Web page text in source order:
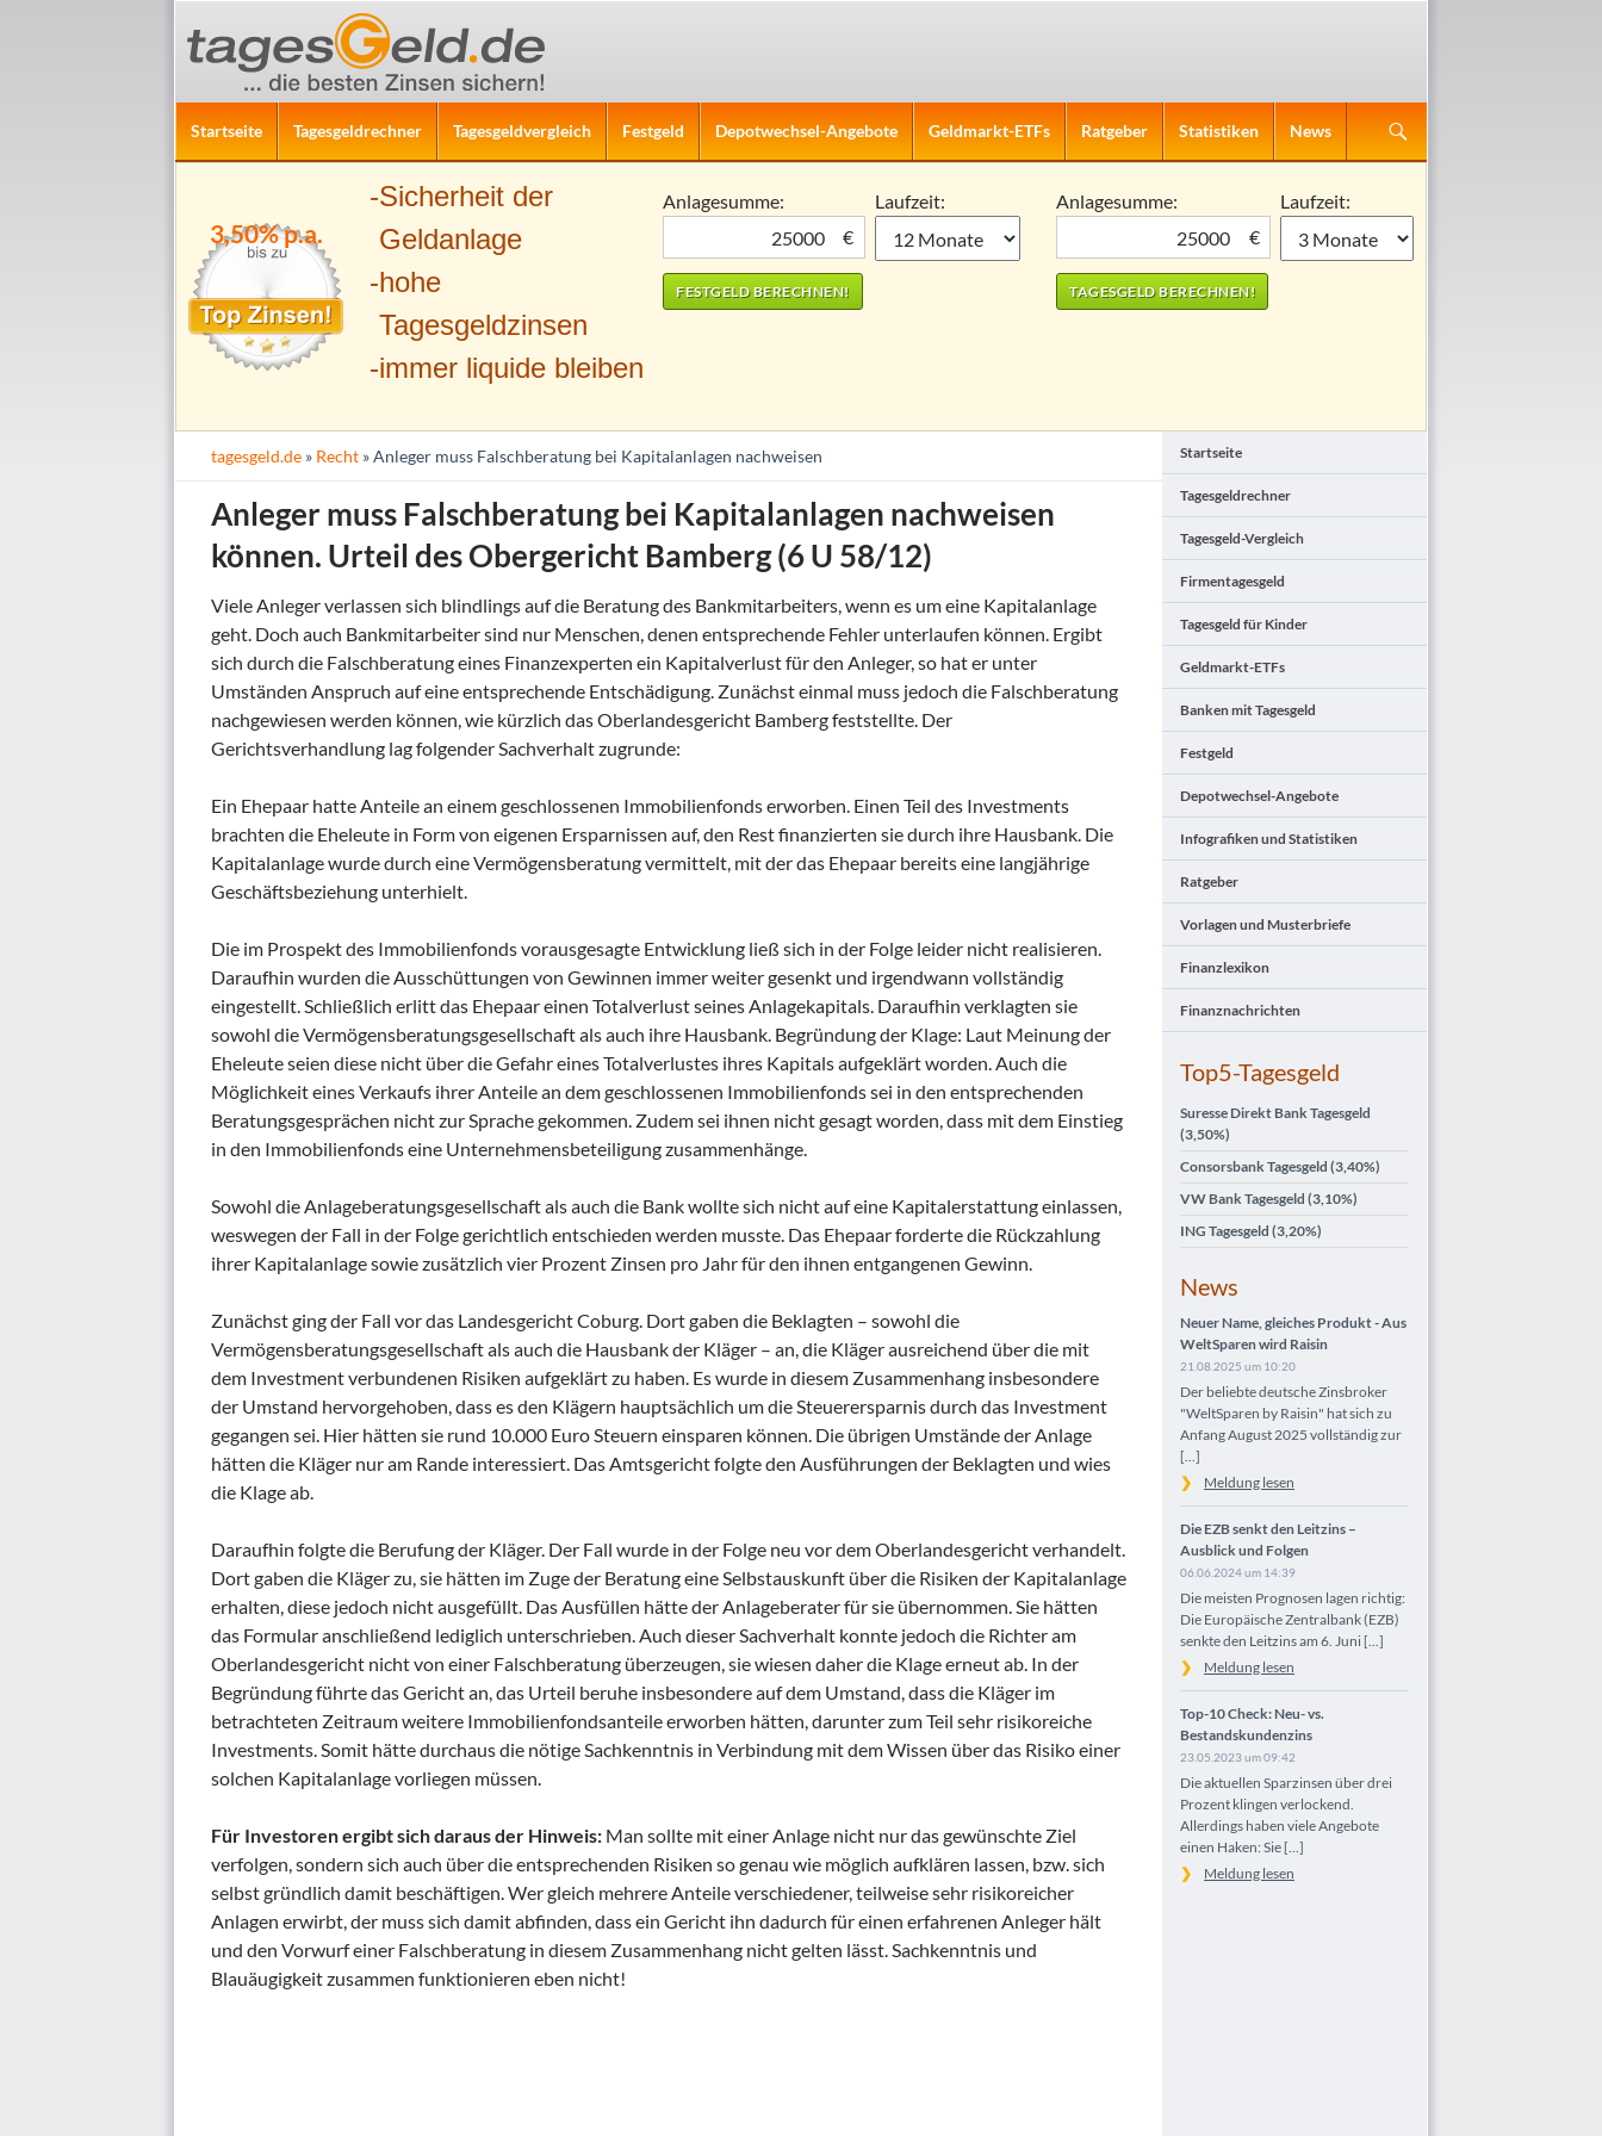
Startseite Tagesgeldrechner Tagesgeldvergleich Festgeld Depotwechsel-Angebote Geldmarkt-ETFs Ratgeber Statistiken News
3,50% p.a.
Sicherheit der
Geldanlage
hohe
Tagesgeldzinsen
immer liquide bleiben
Anlagesumme:
€
Laufzeit:
Anlagesumme:
€
Laufzeit:
tagesgeld.de » Recht » Anleger muss Falschberatung bei Kapitalanlagen nachweisen
Anleger muss Falschberatung bei Kapitalanlagen nachweisen
können. Urteil des Obergericht Bamberg (6 U 58/12)
Viele Anleger verlassen sich blindlings auf die Beratung des Bankmitarbeiters, wenn es um eine Kapitalanlage
geht. Doch auch Bankmitarbeiter sind nur Menschen, denen entsprechende Fehler unterlaufen können. Ergibt
sich durch die Falschberatung eines Finanzexperten ein Kapitalverlust für den Anleger, so hat er unter
Umständen Anspruch auf eine entsprechende Entschädigung. Zunächst einmal muss jedoch die Falschberatung
nachgewiesen werden können, wie kürzlich das Oberlandesgericht Bamberg feststellte. Der
Gerichtsverhandlung lag folgender Sachverhalt zugrunde:
Ein Ehepaar hatte Anteile an einem geschlossenen Immobilienfonds erworben. Einen Teil des Investments
brachten die Eheleute in Form von eigenen Ersparnissen auf, den Rest finanzierten sie durch ihre Hausbank. Die
Kapitalanlage wurde durch eine Vermögensberatung vermittelt, mit der das Ehepaar bereits eine langjährige
Geschäftsbeziehung unterhielt.
Die im Prospekt des Immobilienfonds vorausgesagte Entwicklung ließ sich in der Folge leider nicht realisieren.
Daraufhin wurden die Ausschüttungen von Gewinnen immer weiter gesenkt und irgendwann vollständig
eingestellt. Schließlich erlitt das Ehepaar einen Totalverlust seines Anlagekapitals. Daraufhin verklagten sie
sowohl die Vermögensberatungsgesellschaft als auch ihre Hausbank. Begründung der Klage: Laut Meinung der
Eheleute seien diese nicht über die Gefahr eines Totalverlustes ihres Kapitals aufgeklärt worden. Auch die
Möglichkeit eines Verkaufs ihrer Anteile an dem geschlossenen Immobilienfonds sei in den entsprechenden
Beratungsgesprächen nicht zur Sprache gekommen. Zudem sei ihnen nicht gesagt worden, dass mit dem Einstieg
in den Immobilienfonds eine Unternehmensbeteiligung zusammenhänge.
Sowohl die Anlageberatungsgesellschaft als auch die Bank wollte sich nicht auf eine Kapitalerstattung einlassen,
weswegen der Fall in der Folge gerichtlich entschieden werden musste. Das Ehepaar forderte die Rückzahlung
ihrer Kapitalanlage sowie zusätzlich vier Prozent Zinsen pro Jahr für den ihnen entgangenen Gewinn.
Zunächst ging der Fall vor das Landesgericht Coburg. Dort gaben die Beklagten – sowohl die
Vermögensberatungsgesellschaft als auch die Hausbank der Kläger – an, die Kläger ausreichend über die mit
dem Investment verbundenen Risiken aufgeklärt zu haben. Es wurde in diesem Zusammenhang insbesondere
der Umstand hervorgehoben, dass es den Klägern hauptsächlich um die Steuerersparnis durch das Investment
gegangen sei. Hier hätten sie rund 10.000 Euro Steuern einsparen können. Die übrigen Umstände der Anlage
hätten die Kläger nur am Rande interessiert. Das Amtsgericht folgte den Ausführungen der Beklagten und wies
die Klage ab.
Daraufhin folgte die Berufung der Kläger. Der Fall wurde in der Folge neu vor dem Oberlandesgericht verhandelt.
Dort gaben die Kläger zu, sie hätten im Zuge der Beratung eine Selbstauskunft über die Risiken der Kapitalanlage
erhalten, diese jedoch nicht ausgefüllt. Das Ausfüllen hätte der Anlageberater für sie übernommen. Sie hätten
das Formular anschließend lediglich unterschrieben. Auch dieser Sachverhalt konnte jedoch die Richter am
Oberlandesgericht nicht von einer Falschberatung überzeugen, sie wiesen daher die Klage erneut ab. In der
Begründung führte das Gericht an, das Urteil beruhe insbesondere auf dem Umstand, dass die Kläger im
betrachteten Zeitraum weitere Immobilienfondsanteile erworben hätten, darunter zum Teil sehr risikoreiche
Investments. Somit hätte durchaus die nötige Sachkenntnis in Verbindung mit dem Wissen über das Risiko einer
solchen Kapitalanlage vorliegen müssen.
Für Investoren ergibt sich daraus der Hinweis: Man sollte mit einer Anlage nicht nur das gewünschte Ziel
verfolgen, sondern sich auch über die entsprechenden Risiken so genau wie möglich aufklären lassen, bzw. sich
selbst gründlich damit beschäftigen. Wer gleich mehrere Anteile verschiedener, teilweise sehr risikoreicher
Anlagen erwirbt, der muss sich damit abfinden, dass ein Gericht ihn dadurch für einen erfahrenen Anleger hält
und den Vorwurf einer Falschberatung in diesem Zusammenhang nicht gelten lässt. Sachkenntnis und
Blauäugigkeit zusammen funktionieren eben nicht!
Startseite
Tagesgeldrechner
Tagesgeld-Vergleich
Firmentagesgeld
Tagesgeld für Kinder
Geldmarkt-ETFs
Banken mit Tagesgeld
Festgeld
Depotwechsel-Angebote
Infografiken und Statistiken
Ratgeber
Vorlagen und Musterbriefe
Finanzlexikon
Finanznachrichten
Top5-Tagesgeld
Suresse Direkt Bank Tagesgeld
(3,50%)
Consorsbank Tagesgeld (3,40%)
VW Bank Tagesgeld (3,10%)
ING Tagesgeld (3,20%)
News
Neuer Name, gleiches Produkt - Aus
WeltSparen wird Raisin
21.08.2025 um 10:20
Der beliebte deutsche Zinsbroker
"WeltSparen by Raisin" hat sich zu
Anfang August 2025 vollständig zur
[...]
Meldung lesen
Die EZB senkt den Leitzins –
Ausblick und Folgen
06.06.2024 um 14:39
Die meisten Prognosen lagen richtig:
Die Europäische Zentralbank (EZB)
senkte den Leitzins am 6. Juni [...]
Meldung lesen
Top-10 Check: Neu- vs.
Bestandskundenzins
23.05.2023 um 09:42
Die aktuellen Sparzinsen über drei
Prozent klingen verlockend.
Allerdings haben viele Angebote
einen Haken: Sie [...]
Meldung lesen